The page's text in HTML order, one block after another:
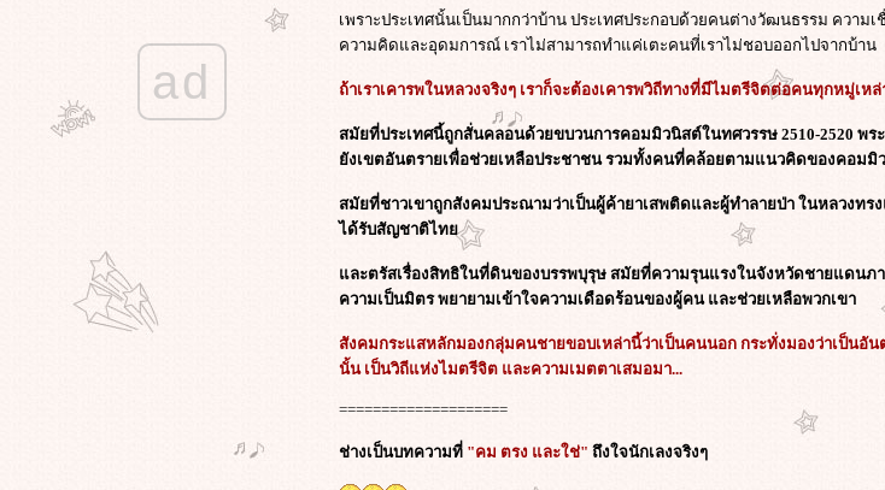
ถึง "เทศกาลภาพยนตร์เบอร์ลิน"
ฮคเกอร์จอมป่วนสู่โนเบลสันติภาพ!
หนังสือชีวิต จูเลียน แอสซานจ์ กับ
หนังชีวประวัติผู้ก่อตั้ง WikiLeaks
การประท้วงปิดสนามบิน กับผลกระ
ทบที่คาดไม่ถึง! ในหนังผีกระป๋องสุด
หมาเถิด"
วิกิลีกส์แฉว่าที่ผู้นำจีนประกาศตัวเป็น
ฟนหนังฮอลลีวูดซัดหนังจีน
ad
เพราะประเทศนั้นเป็นมากกว่าบ้าน ประเทศประกอบด้วยคนต่างวัฒนธรรม ควา
ความคิดและอุดมการณ์ เราไม่สามารถทำแค่เตะคนที่เราไม่ชอบออกไปจากบ้าน
ถ้าเราเคารพในหลวงจริงๆ เราก็จะต้องเคารพวิถีทางที่มีไมตรีจิตต่อคนทุกหมู่เ
สมัยที่ประเทศนี้ถูกสั่นคลอนด้วยขบวนการคอมมิวนิสต์ในทศวรรษ 2510-2520 พร
งเขตอันตรายเพื่อช่วยเหลือประชาชน รวมทั้งคนที่คล้อยตามแนวคิดของคอม
สมัยที่ชาวเขาถูกสังคมประณามว่าเป็นผู้ค้ายาเสพติดและผู้ทำลายป่า ในหลวงท
ได้รับสัญชาติไท
ละตรัสเรื่องสิทธิในที่ดินของบรรพบุรุษ สมัยที่ความรุนแรงในจังหวัดชายแดนภ
ความเป็นมิตร พยายามเข้าใจความเดือดร้อนของผู้คน และช่วยเหลือพวกเขา
สังคมกระแสหลักมองกลุ่มคนชายขอบเหล่านี้ว่าเป็นคนนอก กระทั่งมองว่าเป็นอั
นั้น เป็นวิถีแห่งไมตรีจิต และความเมตตาเสมอมา...
====================
ช่างเป็นบทความที่ "คม ตรง และใช่" ถึงใจนักเลงจริงๆ